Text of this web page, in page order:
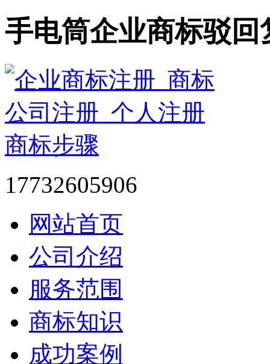
手电筒企业商标驳
17732605906
网站首页
公司介绍
服务范围
商标知识
成功案例